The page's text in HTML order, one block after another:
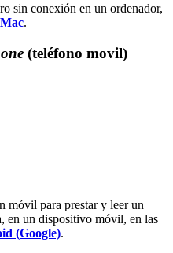
sin conexión en un ordenador,
Mac.
(teléfono movil)
móvil para prestar y leer un
en un dispositivo móvil, en las
(Google).